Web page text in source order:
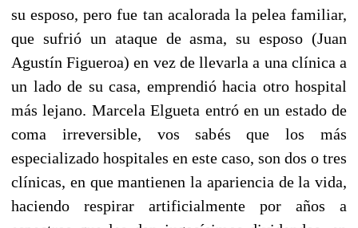
su esposo, pero fue tan acalorada la pelea familiar,
que sufrió un ataque de asma, su esposo (Juan
Agustín Figueroa) en vez de llevarla a una clínica a
un lado de su casa, emprendió hacia otro hospital
más lejano. Marcela Elgueta entró en un estado de
coma irreversible, vos sabés que los más
especializado hospitales en este caso, son dos o tres
clínicas, en que mantienen la apariencia de la vida,
haciendo respirar artificialmente por años a